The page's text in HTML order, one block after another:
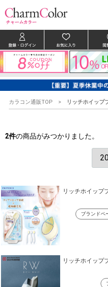
カラコン通販TOP リッチホイップ
2件の商品がみつかりました。
リッチホイップ
ブランドペ
リッチホイップ